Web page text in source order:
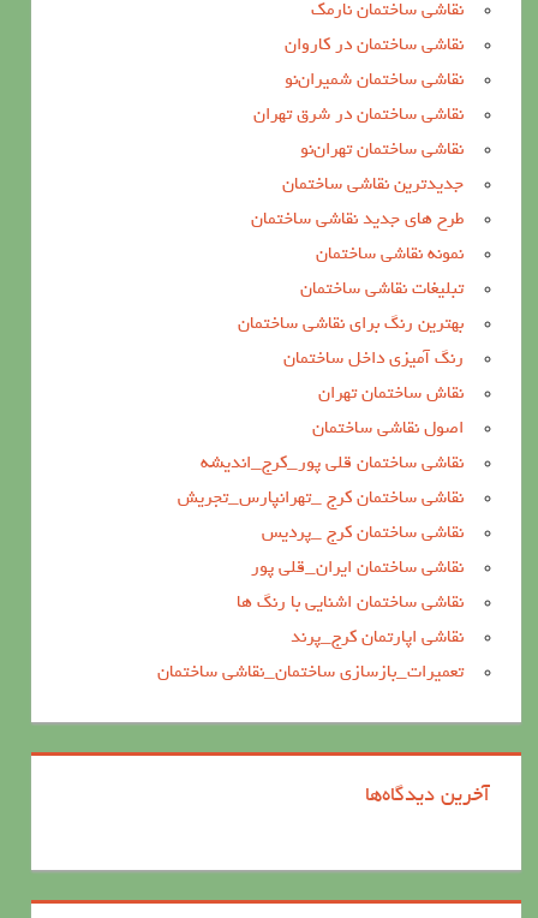
نقاشی ساختمان نارمک
نقاشی ساختمان در کاروان
نقاشی ساختمان شمیران‌نو
نقاشی ساختمان در شرق تهران
نقاشی ساختمان تهران‌نو
جدیدترین نقاشی ساختمان
طرح های جدید نقاشی ساختمان
نمونه نقاشی ساختمان
تبلیغات نقاشی ساختمان
بهترین رنگ برای نقاشی ساختمان
رنگ آمیزی داخل ساختمان
نقاش ساختمان تهران
اصول نقاشی ساختمان
نقاشی ساختمان قلی پور_کرج_اندیشه
نقاشی ساختمان کرج _تهرانپارس_تجریش
نقاشی ساختمان کرج _پردیس
نقاشی ساختمان ایران_قلی پور
نقاشی ساختمان اشنایی با رنگ ها
نقاشی اپارتمان کرج_پرند
تعمیرات_بازسازی ساختمان_نقاشی ساختمان
آخرین دیدگاه‌ها